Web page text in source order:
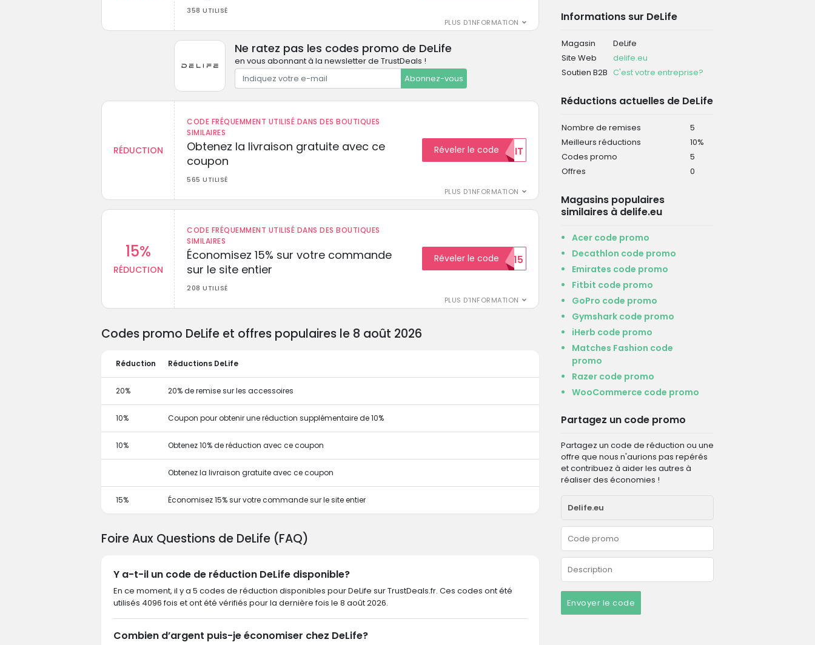
358 UTILISÉ
PLUS D'INFORMATION
Ne ratez pas les codes promo de DeLife
en vous abonnant à la newsletter de TrustDeals !
Abonnez-vous
RÉDUCTION
CODE FRÉQUEMMENT UTILISÉ DANS DES BOUTIQUES
SIMILAIRES
Obtenez la livraison gratuite avec ce
coupon
565 UTILISÉ
PLUS D'INFORMATION
Réveler le codeGRATUIT
15%
RÉDUCTION
CODE FRÉQUEMMENT UTILISÉ DANS DES BOUTIQUES
SIMILAIRES
Économisez 15% sur votre commande
sur le site entier
208 UTILISÉ
PLUS D'INFORMATION
Réveler le codeECON15
Informations sur DeLife
Magasin
DeLife
Site Web
delife.eu
Soutien B2B C'est votre entreprise?
Réductions actuelles de DeLife
Nombre de remises
5
Meilleurs réductions
10%
Codes promo
5
Offres
0
Magasins populaires
similaires à delife.eu
Acer code promo
Decathlon code promo
Emirates code promo
Fitbit code promo
GoPro code promo
Gymshark code promo
iHerb code promo
Matches Fashion code
promo
Razer code promo
WooCommerce code promo
Partagez un code promo
Partagez un code de réduction ou une
offre que nous n'aurions pas repérés
et contribuez à aider les autres à
réaliser des économies !
Envoyer le code
Codes promo DeLife et offres populaires le 8 août 2026
Réduction Réductions DeLife
20% 20% de remise sur les accessoires
10% Coupon pour obtenir une réduction supplémentaire de 10%
10% Obtenez 10% de réduction avec ce coupon
Obtenez la livraison gratuite avec ce coupon
15% Économisez 15% sur votre commande sur le site entier
Foire Aux Questions de DeLife (FAQ)
Y a-t-il un code de réduction DeLife disponible?
En ce moment, il y a 5 codes de réduction disponibles pour DeLife sur TrustDeals.fr. Ces codes ont été
utilisés 4096 fois et ont été vérifiés pour la dernière fois le 8 août 2026.
Combien d’argent puis-je économiser chez DeLife?